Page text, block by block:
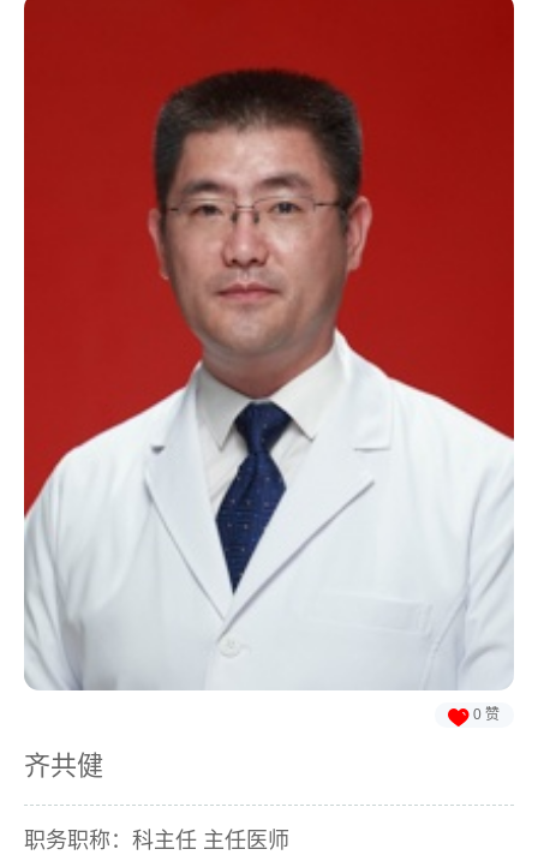
 0 赞
齐共健
职务职称：科主任 主任医师